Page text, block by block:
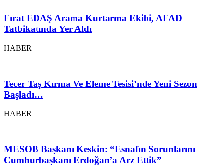
Fırat EDAŞ Arama Kurtarma Ekibi, AFAD
Tatbikatında Yer Aldı
HABER
Tecer Taş Kırma Ve Eleme Tesisi’nde Yeni Sezon
Başladı…
HABER
MESOB Başkanı Keskin: “Esnafın Sorunlarını
Cumhurbaşkanı Erdoğan’a Arz Ettik”